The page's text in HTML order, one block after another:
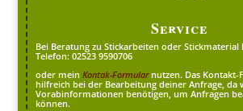
Service
Bei Beratung zu Stickarbeiten oder
Telefon: 02523 9590706
oder meinKontak-Formularnutzen. Das Kontakt-
hilfreich bei der Bearbeitung deiner Anfrage, da
Vorabinformationen benötigen, um Anfragen
können.